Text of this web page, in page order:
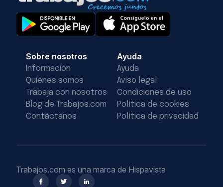
Sobre nosotros
Información
Quiénes somos
Trabaja con nosotros
Blog de Trabajos.com
Contáctanos
Ayuda
Ayuda
Aviso legal
Condiciones de uso
Política de cookies
Política de privacidad
Trabajos.com es una marca de Hispavista